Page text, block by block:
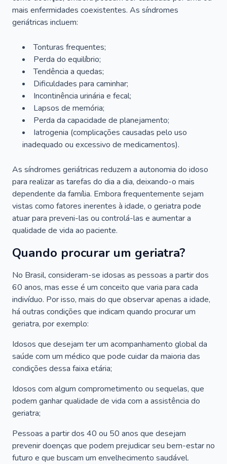
mais enfermidades coexistentes. As síndromes
geriátricas incluem:
Tonturas frequentes;
Perda do equilíbrio;
Tendência a quedas;
Dificuldades para caminhar;
Incontinência urinária e fecal;
Lapsos de memória;
Perda da capacidade de planejamento;
Iatrogenia (complicações causadas pelo uso
inadequado ou excessivo de medicamentos).
As síndromes geriátricas reduzem a autonomia do idoso
para realizar as tarefas do dia a dia, deixando-o mais
dependente da família. Embora frequentemente sejam
vistas como fatores inerentes à idade, o geriatra pode
atuar para preveni-las ou controlá-las e aumentar a
qualidade de vida ao paciente.
Quando procurar um geriatra?
No Brasil, consideram-se idosas as pessoas a partir dos
60 anos, mas esse é um conceito que varia para cada
indivíduo. Por isso, mais do que observar apenas a idade,
há outras condições que indicam quando procurar um
geriatra, por exemplo:
Idosos que desejam ter um acompanhamento global da
saúde com um médico que pode cuidar da maioria das
condições dessa faixa etária;
Idosos com algum comprometimento ou sequelas, que
podem ganhar qualidade de vida com a assistência do
geriatra;
Pessoas a partir dos 40 ou 50 anos que desejam
prevenir doenças que podem prejudicar seu bem-estar no
futuro e que buscam um envelhecimento saudável.